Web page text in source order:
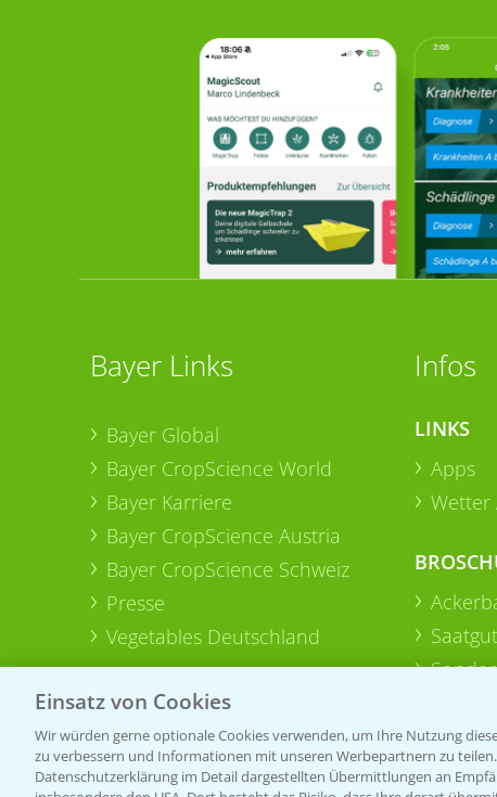
Bayer Links
Bayer Global
Bayer CropScience World
Bayer Karriere
Bayer CropScience Austria
Bayer CropScience Schweiz
Presse
Vegetables Deutschland
Infos
LINKS
Apps
Wetter
Saatgut
Einsatz von Cookies
Wir würden gerne optionale Cookies verwenden, um Ihre Nutzung
zu verbessern und Informationen mit unseren Werbepartnern zu
Datenschutzerklärung im Detail dargestellten Übermittlungen an